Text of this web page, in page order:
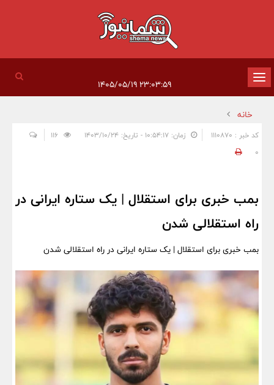
تغییر
وضعیت
ناوبری
۲۳:۰۳:۵۹ ۱۴۰۵/۰۵/۱۹
خانه
کد خبر : 1110870 زمان: ۱۰:۵۴:۱۷ - تاریخ: ۱۴۰۳/۱۰/۲۴
0
بمب خبری برای استقلال | یک ستاره ایرانی در
راه استقلالی شدن
بمب خبری برای استقلال | یک ستاره ایرانی در راه استقلالی شدن